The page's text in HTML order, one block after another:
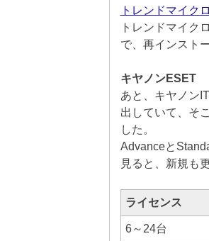
トレンドマイク
トレンドマイク
で、再インスト
キヤノンESET
あと、キヤノン
出していて、そ
した。
Advanceと
見ると、新規も
ライセンス
6～24台